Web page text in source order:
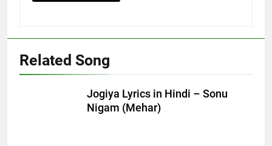
Related Song
Jogiya Lyrics in Hindi – Sonu
Nigam (Mehar)